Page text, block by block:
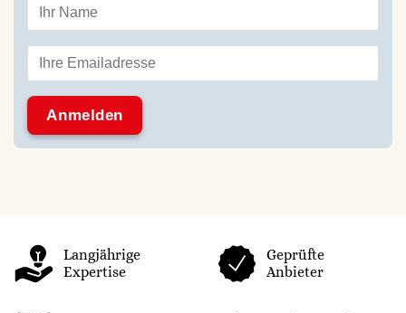
Langjährige
Expertise
Geprüfte
Anbieter